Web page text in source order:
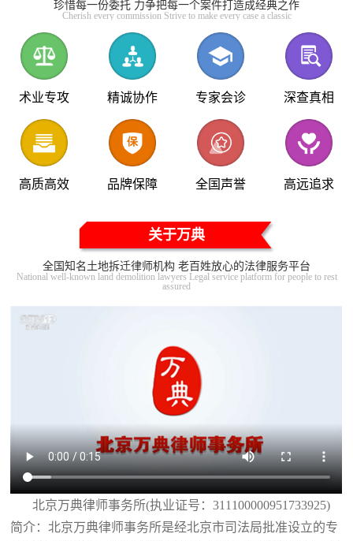
珍惜每一份委托 力争把每一个案件打造成经典之作
Cherish every commission Strive to make every case a classic
术业专攻 精诚协作 专家会诊 深查真相
高质高效 品牌保障 全国声誉 高远追求
关于万典
全国知名土地拆迁律师机构 老百姓放心的法律服务平台
National well-known land demolition lawyers Legal service platform for people to rest
assured
北京万典律师事务所(执业证号：311100000951733925)
简介：北京万典律师事务所是经北京市司法局批准设立的专